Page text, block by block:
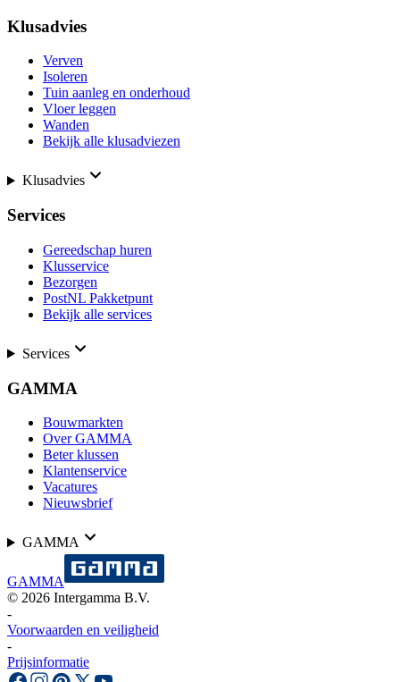
Klusadvies
Verven
Isoleren
Tuin aanleg en onderhoud
Vloer leggen
Wanden
Bekijk alle klusadviezen
Klusadvies
Services
Gereedschap huren
Klusservice
Bezorgen
PostNL Pakketpunt
Bekijk alle services
Services
GAMMA
Bouwmarkten
Over GAMMA
Beter klussen
Klantenservice
Vacatures
Nieuwsbrief
GAMMA
GAMMA
© 2026 Intergamma B.V.
-
Voorwaarden en veiligheid
-
Prijsinformatie